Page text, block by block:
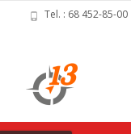
Tel. : 68 452-85-00